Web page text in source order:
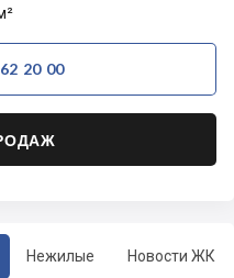
Нежилые Новости ЖК
20 00